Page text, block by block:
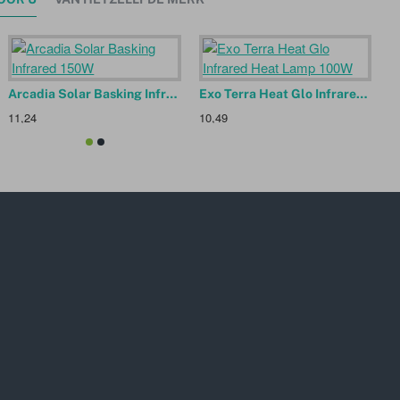
Arcadia Solar Basking Infrared 150W
11,24
Exo Terra Heat Glo Infrared Heat Lamp 100W
10,49